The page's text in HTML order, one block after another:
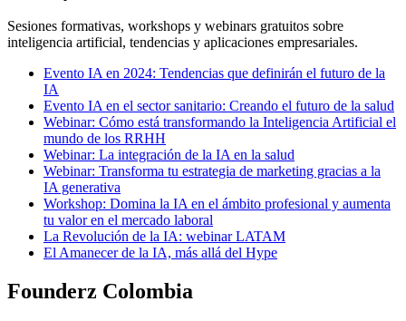
Sesiones formativas, workshops y webinars gratuitos sobre
inteligencia artificial, tendencias y aplicaciones empresariales.
Evento IA en 2024: Tendencias que definirán el futuro de la
IA
Evento IA en el sector sanitario: Creando el futuro de la salud
Webinar: Cómo está transformando la Inteligencia Artificial el
mundo de los RRHH
Webinar: La integración de la IA en la salud
Webinar: Transforma tu estrategia de marketing gracias a la
IA generativa
Workshop: Domina la IA en el ámbito profesional y aumenta
tu valor en el mercado laboral
La Revolución de la IA: webinar LATAM
El Amanecer de la IA, más allá del Hype
Founderz Colombia